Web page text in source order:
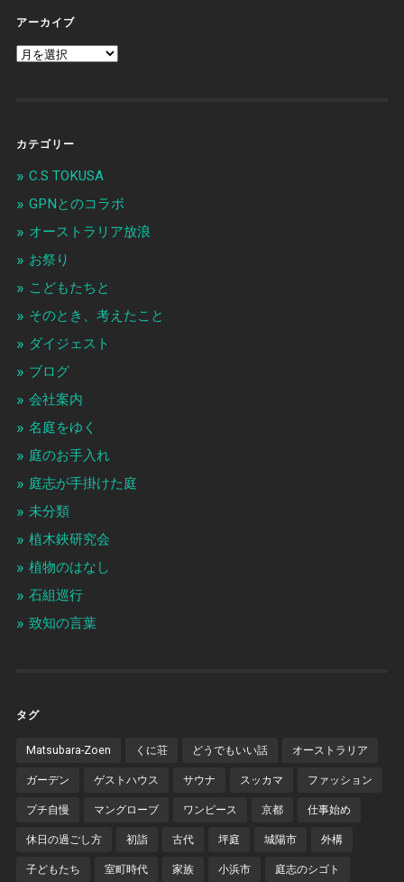
アーカイブ
カテゴリー
C.S TOKUSA
GPNとのコラボ
オーストラリア放浪
お祭り
こどもたちと
そのとき、考えたこと
ダイジェスト
ブログ
会社案内
名庭をゆく
庭のお手入れ
庭志が手掛けた庭
未分類
植木鋏研究会
植物のはなし
石組巡行
致知の言葉
タグ
Matsubara-Zoen くに荘 どうでもいい話 オーストラリア
ガーデン ゲストハウス サウナ スッカマ ファッション
プチ自慢 マングローブ ワンピース 京都 仕事始め
休日の過ごし方 初詣 古代 坪庭 城陽市 外構
子どもたち 室町時代 家族 小浜市 庭志のシゴト